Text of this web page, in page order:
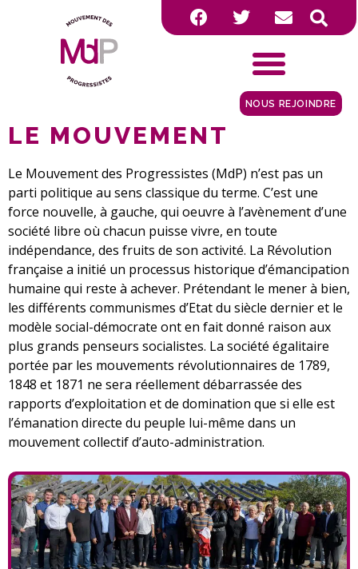
NOUS REJOINDRE
LE MOUVEMENT
Le Mouvement des Progressistes (MdP) n’est pas un
parti politique au sens classique du terme. C’est une
force nouvelle, à gauche, qui oeuvre à l’avènement d’une
société libre où chacun puisse vivre, en toute
indépendance, des fruits de son activité. La Révolution
française a initié un processus historique d’émancipation
humaine qui reste à achever. Prétendant le mener à bien,
les différents communismes d’Etat du siècle dernier et le
modèle social-démocrate ont en fait donné raison aux
plus grands penseurs socialistes. La société égalitaire
portée par les mouvements révolutionnaires de 1789,
1848 et 1871 ne sera réellement débarrassée des
rapports d’exploitation et de domination que si elle est
l’émanation directe du peuple lui-même dans un
mouvement collectif d’auto-administration.